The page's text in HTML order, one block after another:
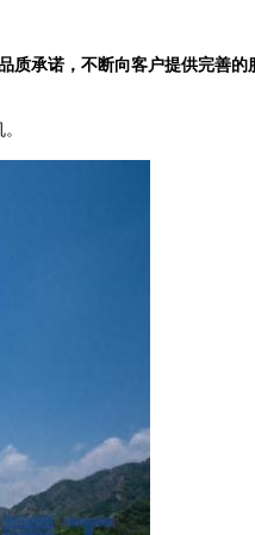
承诺，不断向客户提供完善的